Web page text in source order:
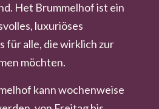
Het Brummelhof ist ein
luxuriöses
für alle, die wirklich zur
möchten.
kann wochenweise